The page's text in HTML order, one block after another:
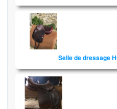
Selle de dressage